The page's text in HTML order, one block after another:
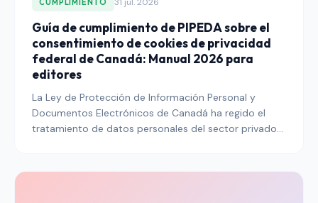
CUMPLIMIENTO
Guía de cumplimiento de PIPEDA sobre el
consentimiento de cookies de privacidad
federal de Canadá: Manual 2026 para
editores
La Ley de Protección de Información Personal y
Documentos Electrónicos de Canadá ha regido el
tratamiento de datos personales del sector privado
canadienses en 2026. Esta guía explica lo que PIPEDA